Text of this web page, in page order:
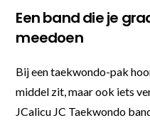
Een band die je
meedoen
Bij een taekwondo-pak
middel zit, maar ook iets
JCalicu JC Taekwondo